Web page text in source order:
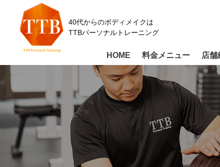
40代からのボディメイクは
TTBパーソナルトレーニング
HOME 料金メニュー 店舗